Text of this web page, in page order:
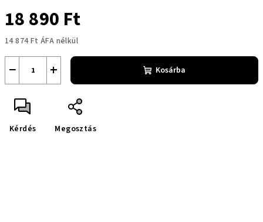
18 890 Ft
14 874 Ft ÁFA nélkül
+
− Kosárba
Kérdés Megosztás